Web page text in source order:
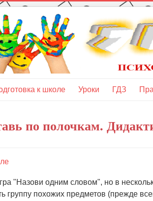
к школе Уроки ГДЗ
по полочкам.
"Назови одним словом", но в
группу похожих предметов (прежде